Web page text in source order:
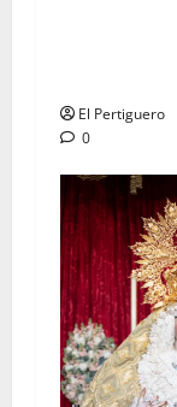
El Pertiguero
0